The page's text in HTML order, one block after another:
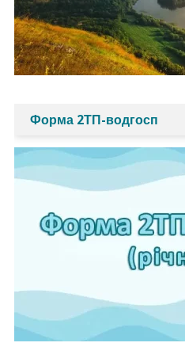
Форма 2ТП-водгосп